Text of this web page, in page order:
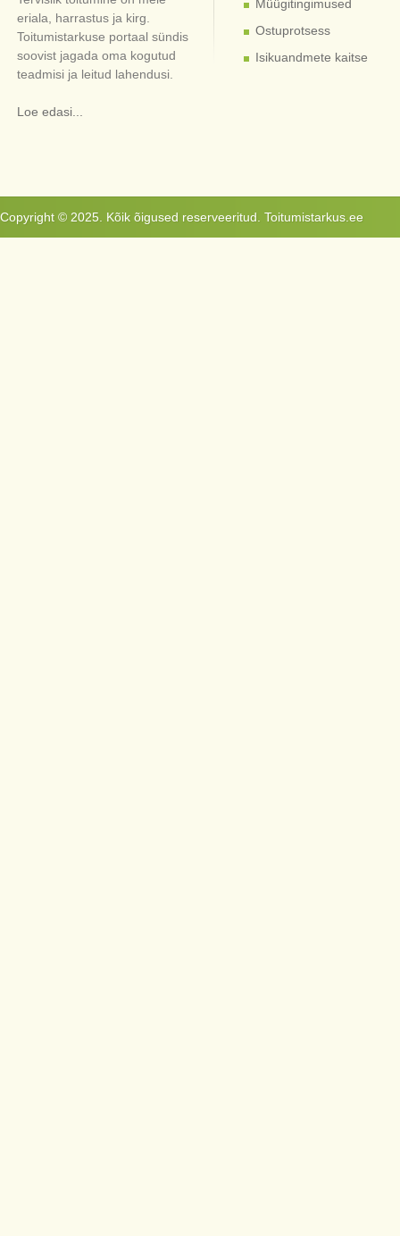
eriala, harrastus ja kirg.
Toitumistarkuse portaal sündis
soovist jagada oma kogutud
teadmisi ja leitud lahendusi.
Loe edasi...
Müügitingimused
Ostuprotsess
Isikuandmete kaitse
Copyright © 2025. Kõik õigused reserveeritud. Toitumistarkus.ee